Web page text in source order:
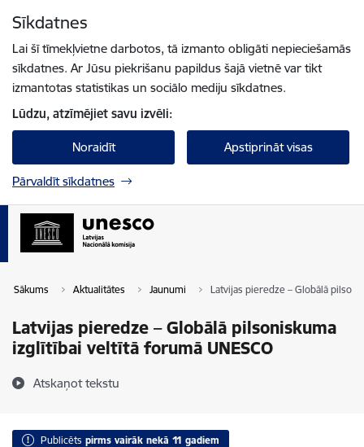
Sīkdatnes
Lai šī tīmekļvietne darbotos, tā izmanto obligāti nepieciešamās
sīkdatnes. Ar Jūsu piekrišanu papildus šajā vietnē var tikt
izmantotas statistikas un sociālo mediju sīkdatnes.
Lūdzu, atzīmējiet savu izvēli:
Noraidīt Apstiprināt visas
Pārvaldīt sīkdatnes
Sākums Aktualitātes Jaunumi Latvijas pieredze – Globālā
Latvijas pieredze – Globālā pilsoniskuma
izglītībai veltītā forumā UNESCO
Atskaņot tekstu
Publicēts pirms vairāk nekā 11 gadiem